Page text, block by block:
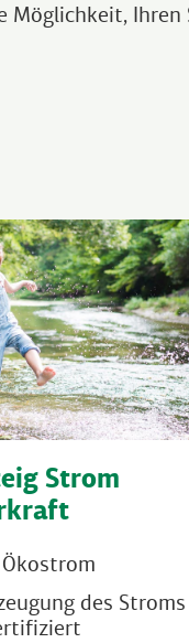
Möglichkeit, Ihren
Strom
Ökostrom
des